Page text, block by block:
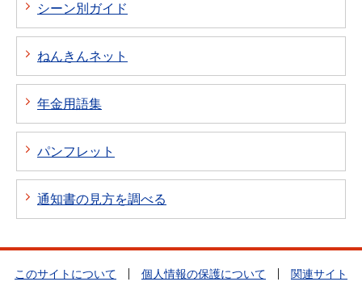
シーン別ガイド
ねんきんネット
年金用語集
パンフレット
通知書の見方を調べる
このサイトについて 個人情報の保護について 関連サイト